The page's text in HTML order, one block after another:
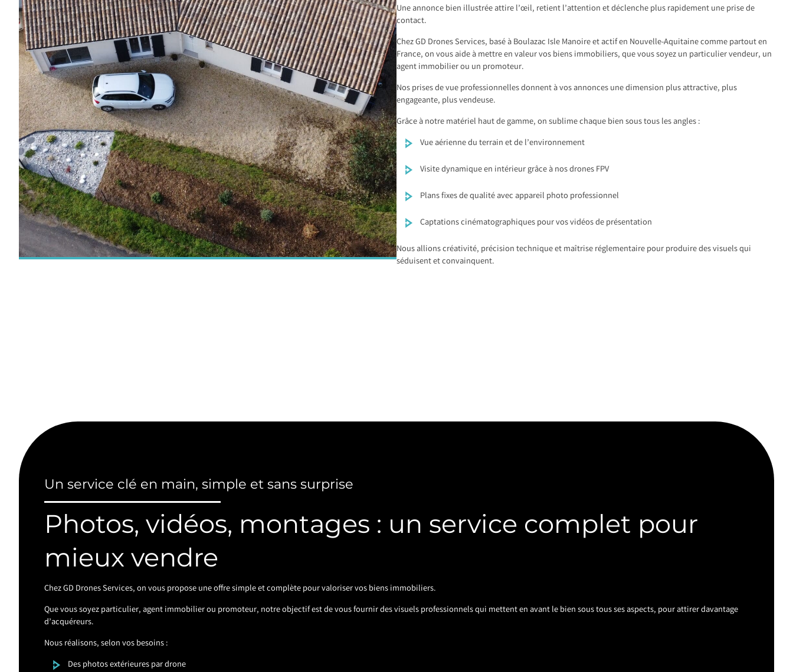
Une annonce bien illustrée attire l’œil, retient l’attention et déclenche plus rapidement une prise de
contact.
Chez GD Drones Services, basé à Boulazac Isle Manoire et actif en Nouvelle-Aquitaine comme partout en
France, on vous aide à mettre en valeur vos biens immobiliers, que vous soyez un particulier vendeur, un
agent immobilier ou un promoteur.
Nos prises de vue professionnelles donnent à vos annonces une dimension plus attractive, plus
engageante, plus vendeuse.
Grâce à notre matériel haut de gamme, on sublime chaque bien sous tous les angles :
Vue aérienne du terrain et de l’environnement
Visite dynamique en intérieur grâce à nos drones FPV
Plans fixes de qualité avec appareil photo professionnel
Captations cinématographiques pour vos vidéos de présentation
Nous allions créativité, précision technique et maîtrise réglementaire pour produire des visuels qui
séduisent et convainquent.
Un service clé en main, simple et sans surprise
Photos, vidéos, montages : un service complet pour
mieux vendre
Chez GD Drones Services, on vous propose une offre simple et complète pour valoriser vos biens immobiliers.
Que vous soyez particulier, agent immobilier ou promoteur, notre objectif est de vous fournir des visuels professionnels qui mettent en avant le bien sous tous ses aspects, pour attirer davantage
d’acquéreurs.
Nous réalisons, selon vos besoins :
Des photos extérieures par drone